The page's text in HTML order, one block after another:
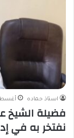
استاذ حماده أغسطس
فضيلة الشيخ
نفتخر به في